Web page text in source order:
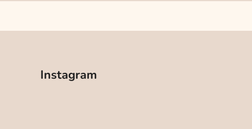
Instagram